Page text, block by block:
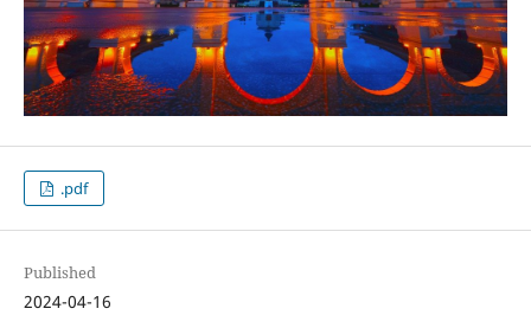
.pdf
Published
2024-04-16